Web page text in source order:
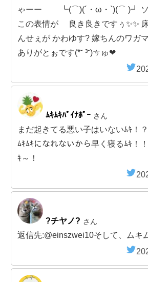
ゃーー ┗(⌒)(´・ω・`)(⌒ )┛ ソ
この表情が 良き良きですぅ✨✨
んせぇが かわゆす? 嫁ちんのワガ
ありがとぉです(*˘ ³˘)ㄘゅ❤
ﾑｷﾑｷﾊﾟｲﾅﾎﾟｰ さん
まだ起きてる悪い子はいないﾑｷ！
ﾑｷﾑｷになれないから早く寝るﾑｷ！
ｷ～！
?チヤノ? さん
返信先:@einszwei10そして、ムキ